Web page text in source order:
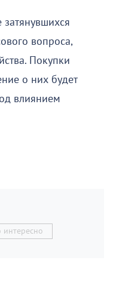
вопроса,
Покупки
о них будет
влиянием
интересно